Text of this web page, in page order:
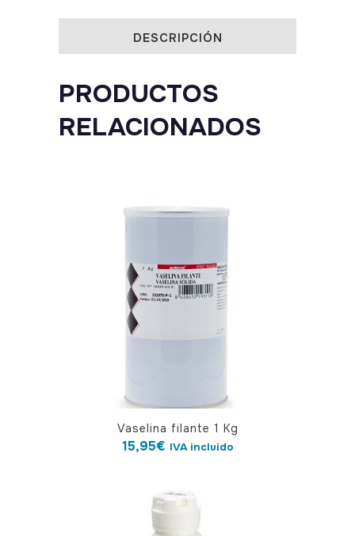
DESCRIPCIÓN
PRODUCTOS
RELACIONADOS
Vaselina filante 1 Kg
15,95€ IVA incluido